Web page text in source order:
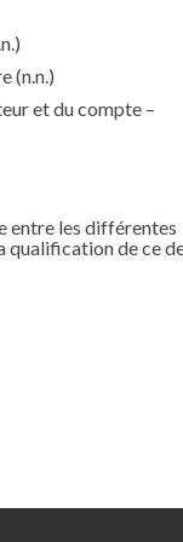
(n.n.)
et du compte –
entre les différentes
qualification de ce